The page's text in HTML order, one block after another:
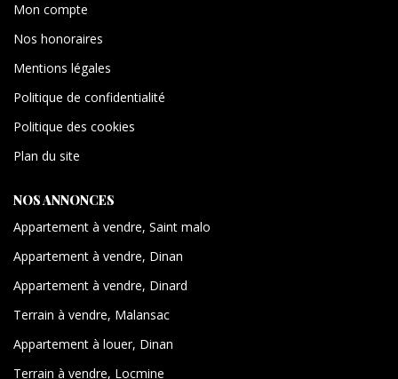
Mon compte
Nos honoraires
Mentions légales
Politique de confidentialité
Politique des cookies
Plan du site
NOS ANNONCES
Appartement à vendre, Saint malo
Appartement à vendre, Dinan
Appartement à vendre, Dinard
Terrain à vendre, Malansac
Appartement à louer, Dinan
Terrain à vendre, Locmine